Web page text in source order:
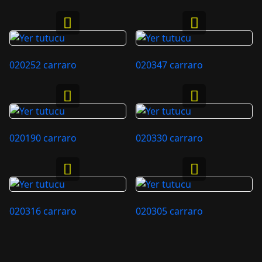
020252 carraro 020347 carraro
020190 carraro 020330 carraro
020316 carraro 020305 carraro